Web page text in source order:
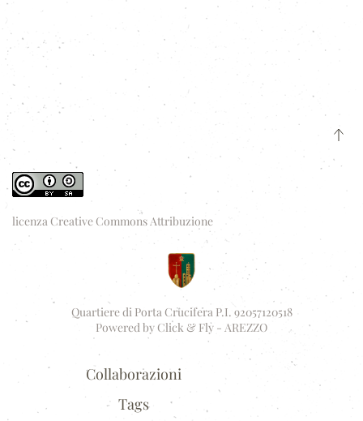
licenza Creative Commons Attribuzione
Quartiere di Porta Crucifera P.I. 92057120518
Powered byClick & Fly - AREZZO
Collaborazioni
Tags